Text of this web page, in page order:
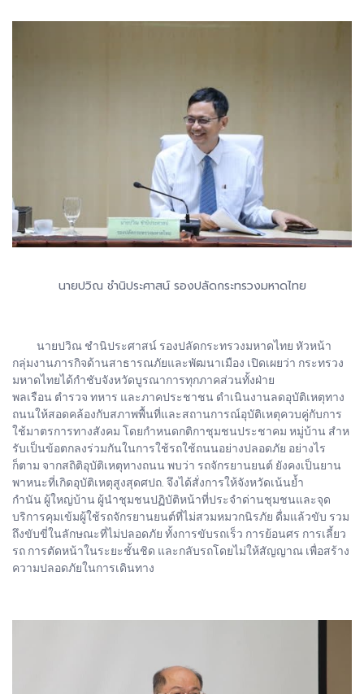
นายปวิณ ชํานิประศาสน์ รองปลัดกระทรวงมหาดไทย
นายปวิณ ชํานิประศาสน์ รองปลัดกระทรวงมหาดไทย หัวหน้า
กลุ่มงานภารกิจด้านสาธารณภัยและพัฒนาเมือง เปิดเผยว่า กระทรวง
มหาดไทยได้กําชับจังหวัดบูรณาการทุกภาคส่วนทั้งฝ่าย
พลเรือน ตํารวจ ทหาร และภาคประชาชน ดําเนินงานลดอุบัติเหตุทาง
ถนนให้สอดคล้องกับสภาพพื้นที่และสถานการณ์อุบัติเหตุควบคู่กับการ
ใช้มาตรการทางสังคม โดยกําหนดกติกาชุมชนประชาคม หมู่บ้าน สําห
รับเป็นข้อตกลงร่วมกันในการใช้รถใช้ถนนอย่างปลอดภัย อย่างไร
ก็ตาม จากสถิติอุบัติเหตุทางถนน พบว่า รถจักรยานยนต์ ยังคงเป็นยาน
พาหนะที่เกิดอุบัติเหตุสูงสุดศปถ. จึงได้สั่งการให้จังหวัดเน้นย้ำ
กํานัน ผู้ใหญ่บ้าน ผู้นําชุมชนปฏิบัติหน้าที่ประจําด่านชุมชนและจุด
บริการคุมเข้มผู้ใช้รถจักรยานยนต์ที่ไม่สวมหมวกนิรภัย ดื่มแล้วขับ รวม
ถึงขับขี่ในลักษณะที่ไม่ปลอดภัย ทั้งการขับรถเร็ว การย้อนศร การเลี้ยว
รถ การตัดหน้าในระยะชั้นชิด และกลับรถโดยไม่ให้สัญญาณ เพื่อสร้าง
ความปลอดภัยในการเดินทาง